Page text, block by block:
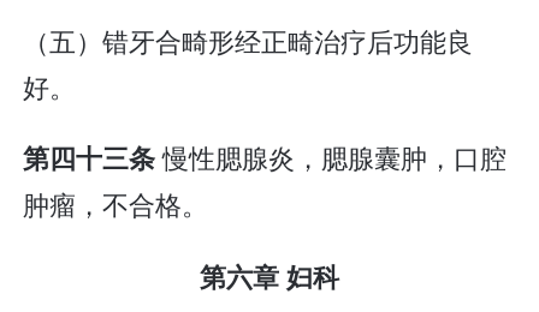
（五）错牙合畸形经正畸治疗后功能良
好。
第四十三条慢性腮腺炎，腮腺囊肿，口腔
肿瘤，不合格。
第六章 妇科